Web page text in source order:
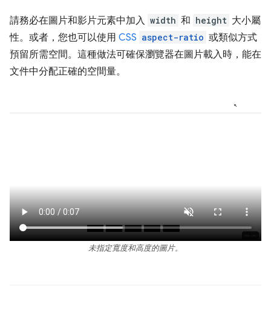
請務必在圖片和影片元素中加入 width 和 height 大小屬
性。或者，您也可以使用 CSS aspect-ratio 或類似方式
預留所需空間。這種做法可確保瀏覽器在圖片載入時，能在
文件中分配正確的空間量。
未指定寬度和高度的圖片。